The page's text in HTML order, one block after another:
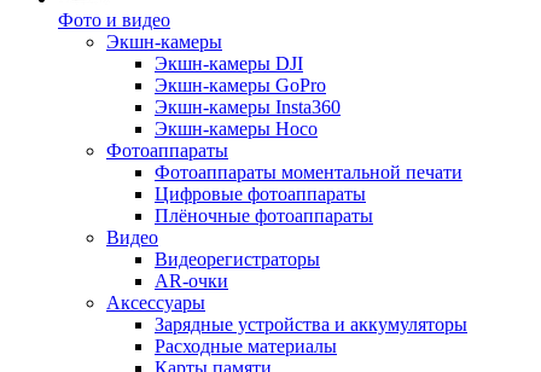
Фото и видео
Экшн-камеры
Экшн-камеры DJI
Экшн-камеры GoPro
Экшн-камеры Insta360
Экшн-камеры Hoco
Фотоаппараты
Фотоаппараты моментальной печати
Цифровые фотоаппараты
Плёночные фотоаппараты
Видео
Видеорегистраторы
AR-очки
Аксессуары
Зарядные устройства и аккумуляторы
Расходные материалы
Карты памяти